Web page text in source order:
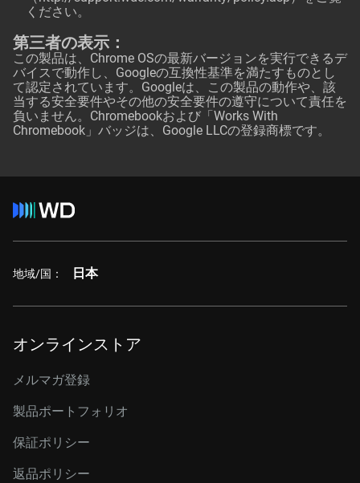
ください。
第三者の表示：
この製品は、Chrome OSの最新バージョンを実行できるデ
バイスで動作し、Googleの互換性基準を満たすものとし
て認定されています。Googleは、この製品の動作や、該
当する安全要件やその他の安全要件の遵守について責任を
負いません。Chromebookおよび「Works With
Chromebook」バッジは、Google LLCの登録商標です。
地域/国： 日本
オンラインストア
メルマガ登録
製品ポートフォリオ
保証ポリシー
返品ポリシー